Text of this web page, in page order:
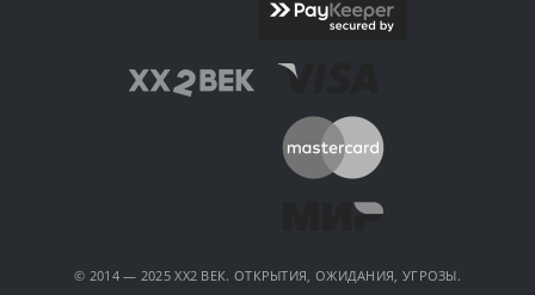
© 2014 — 2025 XX2 ВЕК. ОТКРЫТИЯ, ОЖИДАНИЯ, УГРОЗЫ.